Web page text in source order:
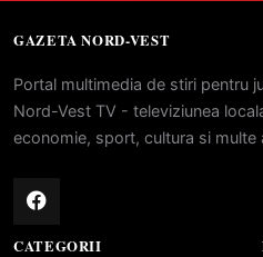
GAZETA NORD-VEST
Portal multimedia de stiri pentru
Nord-Vest TV - televiziunea
economie, sport, cultura si multe
CATEGORII